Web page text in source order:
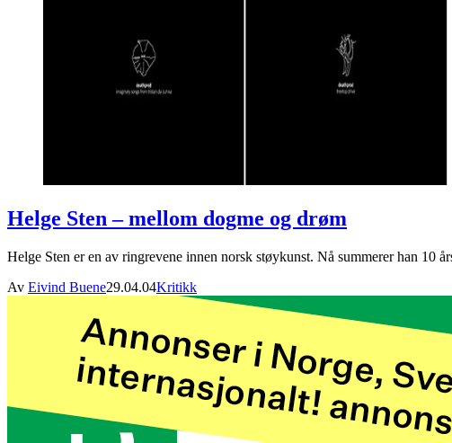
Helge Sten – mellom dogme og drøm
Helge Sten er en av ringrevene innen norsk støykunst. Nå summerer han 10
Av Eivind Buene29.04.04Kritikk